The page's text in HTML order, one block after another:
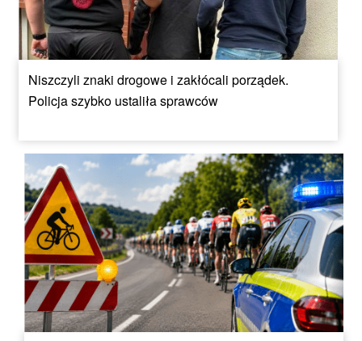
Niszczyli znaki drogowe i zakłócali porządek.
Policja szybko ustaliła sprawców